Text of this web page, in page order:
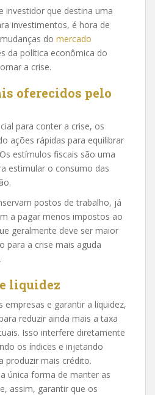
investidor que destina uma
investimentos, é hora de
do mercado
da política econômica do
a crise.
oferecidos pelo
para conter a crise, os
ações rápidas para equilibrar
estímulos fiscais são uma
estimular o consumo das
postos de trabalho, já
a pagar menos impostos ao
geralmente deve ser maior
para a crise mais aguda
liquidez
empresas e garantir a liquidez,
reduzir ainda mais a taxa
Isso interfere diretamente
os índices e injetando
produzir mais crédito.
única forma de manter as
assim, garantir que os